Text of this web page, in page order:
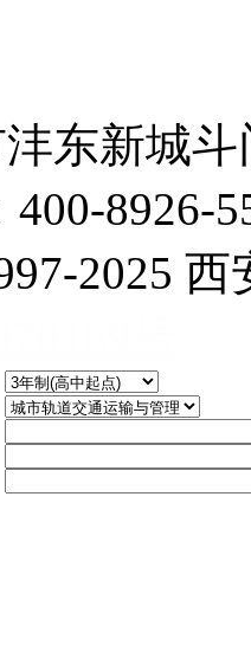
东新城
8926-
2025